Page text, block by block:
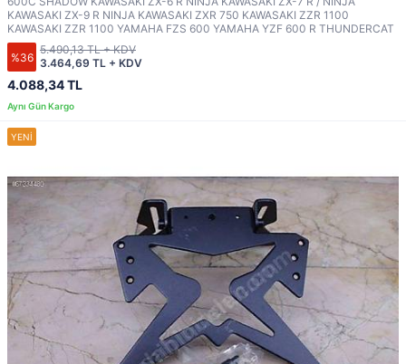
KAWASAKI ZX-9 R NINJA KAWASAKI ZXR 750 KAWASAKI ZZR 1100
KAWASAKI ZZR 1100 YAMAHA FZS 600 YAMAHA YZF 600 R THUNDERCAT
%36
4.088,34 TL
3.464,69 TL + KDV
5.490,13 TL + KDV